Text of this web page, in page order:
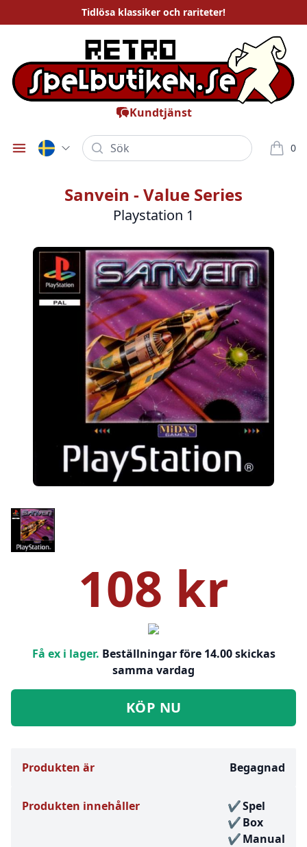
Tidlösa klassiker och rariteter!
Kundtjänst
Öppna meny
Sök 0
varor i
Sanvein - Value Series
Playstation 1
Bilder
108 kr
Få ex i lager. Beställningar före 14.00 skickas
samma vardag
KÖP NU
Produkten är Begagnad
Produkten innehåller
Spel
Box
Manual